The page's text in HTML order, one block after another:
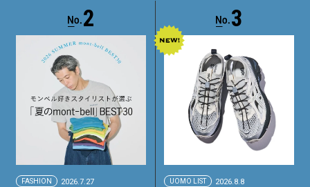
2
FASHION 2026.7.27
3
UOMO LIST 2026.8.8